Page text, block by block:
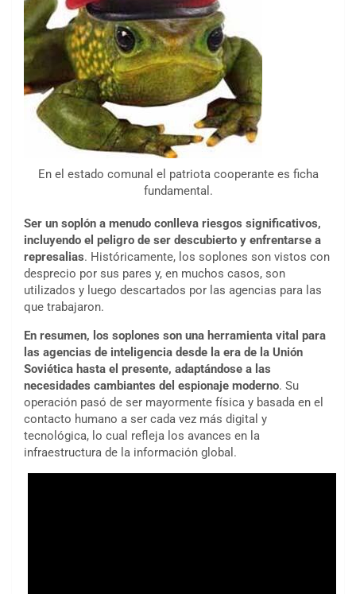
En el estado comunal el patriota cooperante es ficha
fundamental.
Ser un soplón a menudo conlleva riesgos significativos,
incluyendo el peligro de ser descubierto y enfrentarse a
represalias. Históricamente, los soplones son vistos con
desprecio por sus pares y, en muchos casos, son
utilizados y luego descartados por las agencias para las
que trabajaron.
En resumen, los soplones son una herramienta vital para
las agencias de inteligencia desde la era de la Unión
Soviética hasta el presente, adaptándose a las
necesidades cambiantes del espionaje moderno. Su
operación pasó de ser mayormente física y basada en el
contacto humano a ser cada vez más digital y
tecnológica, lo cual refleja los avances en la
infraestructura de la información global.